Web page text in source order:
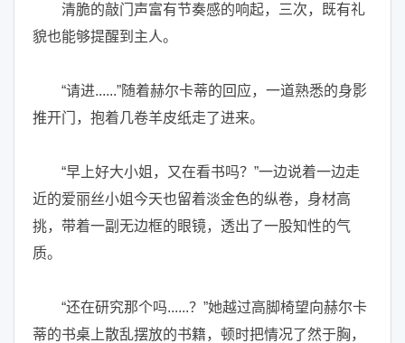
清脆的敲门声富有节奏感的响起，三次，既有礼
貌也能够提醒到主人。
“请进......”随着赫尔卡蒂的回应，一道熟悉的身影
推开门，抱着几卷羊皮纸走了进来。
“早上好大小姐，又在看书吗？”一边说着一边走
近的爱丽丝小姐今天也留着淡金色的纵卷，身材高
挑，带着一副无边框的眼镜，透出了一股知性的气
质。
“还在研究那个吗......？”她越过高脚椅望向赫尔卡
蒂的书桌上散乱摆放的书籍，顿时把情况了然于胸，